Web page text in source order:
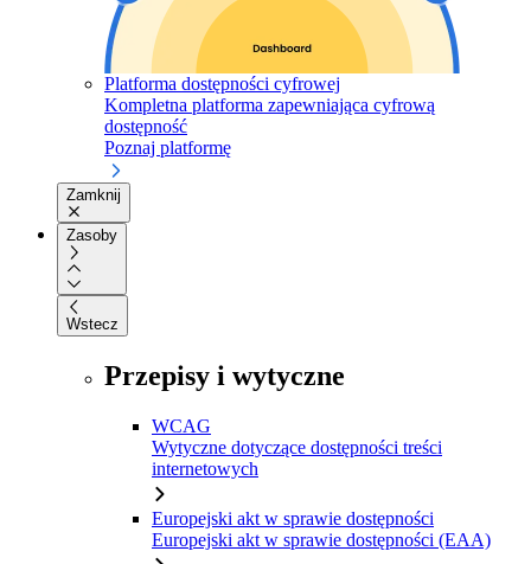
Platforma dostępności cyfrowej
Kompletna platforma zapewniająca cyfrową
dostępność
Poznaj platformę
Zamknij
Zasoby
Wstecz
Przepisy i wytyczne
WCAG
Wytyczne dotyczące dostępności treści
internetowych
Europejski akt w sprawie dostępności
Europejski akt w sprawie dostępności (EAA)